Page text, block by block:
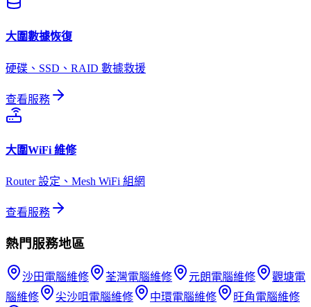
大圍數據恢復
硬碟、SSD、RAID 數據救援
查看服務
大圍WiFi 維修
Router 設定、Mesh WiFi 組網
查看服務
熱門服務地區
沙田電腦維修 荃灣電腦維修 元朗電腦維修 觀塘電
腦維修
尖沙咀 電腦維修 中環電腦維修 旺角電腦維修